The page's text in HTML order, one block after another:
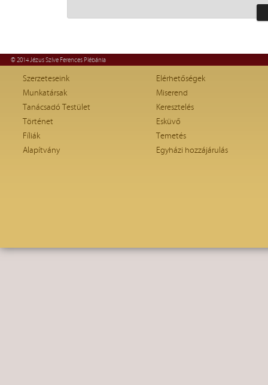
© 2014 Jézus Szíve Ferences Plébánia
Szerzeteseink
Munkatársak
Tanácsadó Testület
Történet
Fíliák
Alapítvány
Elérhetőségek
Miserend
Keresztelés
Esküvő
Temetés
Egyházi hozzájárulás